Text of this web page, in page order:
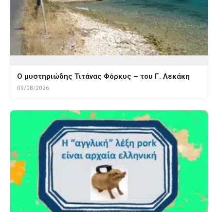
O μυστηριώδης Τιτάνας Φόρκυς – του Γ. Λεκάκη
09/08/2026